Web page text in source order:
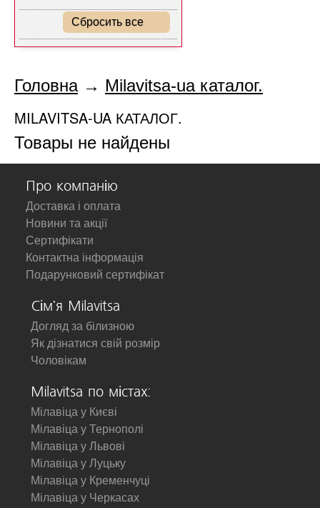
Сбросить все
Головна→ Milavitsa-ua каталог.
MILAVITSA-UA КАТАЛОГ.
Товары не найдены
Про компанію
Доставка і оплата
Новини та акції
Сертифікати
Контактна інформація
Подарунковий сертифікат
Сім'я Milavitsa
Догляд за білизною
Як дізнатися свій розмір
Чоловікам
Milavitsa по містах:
Мілавіца у Києві
Мілавіца у Тернополі
Мілавіца у Львові
Мілавіца у Луцьку
Мілавіца у Кременчуці
Мілавіца у Черкасах